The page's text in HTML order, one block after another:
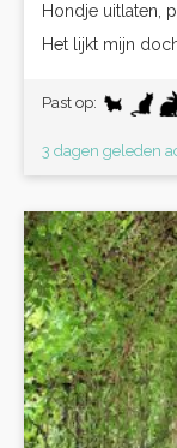
Hondje uitlaten,
Het lijkt mijn
Past op:
3 dagen geleden